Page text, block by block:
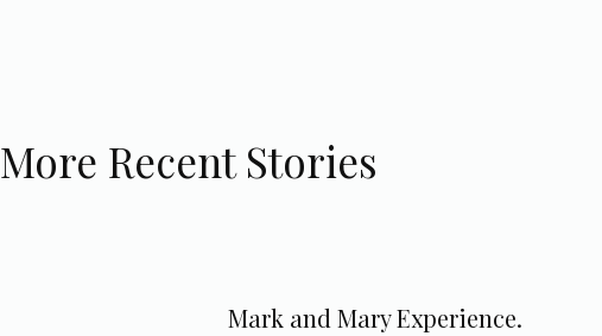
More Recent Stories
Mark and Mary Experience.